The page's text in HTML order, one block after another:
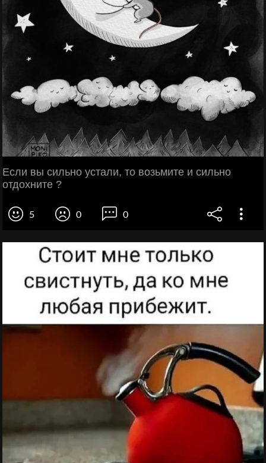
Ecли вы сильно устaли, то возьмите и сильнo
отдoxните ?
5 0 0